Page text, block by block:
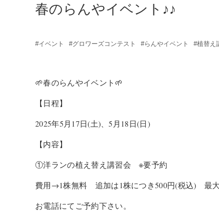
春のらんやイベント♪♪
#イベント #グロワーズコンテスト #らんやイベント #植替え
🌱春のらんやイベント🌱
【日程】
2025年5月17日(土)、5月18日(日)
【内容】
①洋ランの植え替え講習会 ※要予約
費用→1株無料 追加は1株につき500円(税込) 最
お電話にてご予約下さい。